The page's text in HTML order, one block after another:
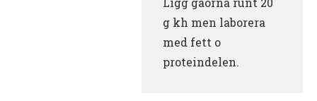
g kh men laborera
med fett o
proteindelen.